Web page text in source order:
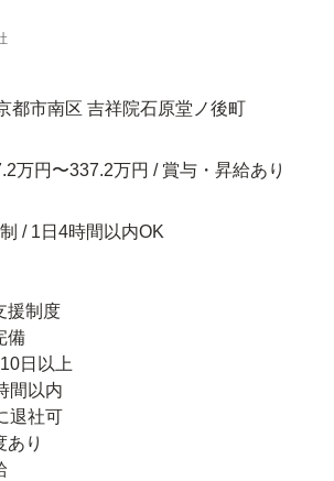
都市南区 吉祥院石原堂ノ後町
万円〜337.2万円 / 賞与・昇給あり
/ 1日4時間以内OK
援制度
備
日以上
間以内
退社可
あり